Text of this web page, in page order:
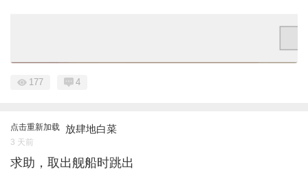
177 4
点击重新加载 放肆地白菜
3 天前
求助，取出舰船时跳出